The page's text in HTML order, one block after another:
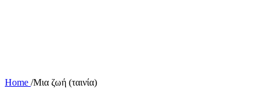
Home /Μια ζωή (ταινία)